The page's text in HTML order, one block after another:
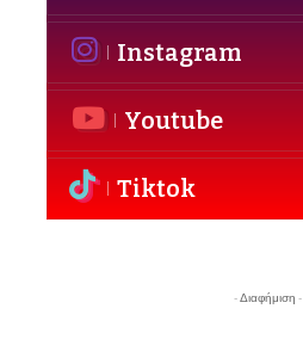
Instagram
Youtube
Tiktok
- Διαφήμιση -